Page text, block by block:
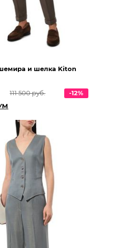
и шелка Kiton
111 500 руб.
-12%